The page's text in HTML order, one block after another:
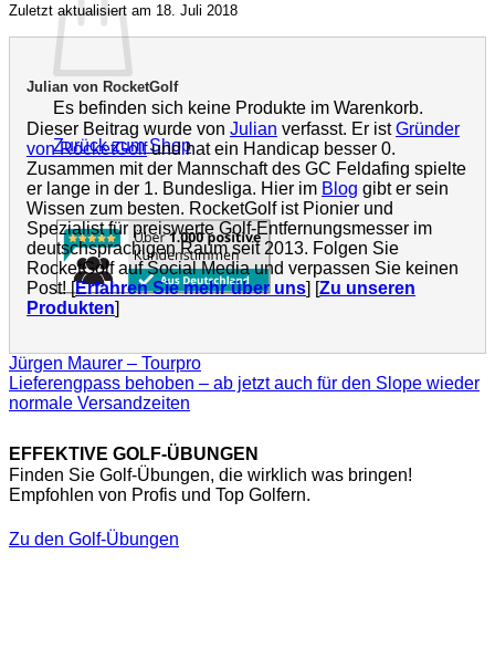
Es befinden sich keine Produkte im Warenkorb.
Zurück zum Shop
Zuletzt aktualisiert am 18. Juli 2018
Julian von RocketGolf
Dieser Beitrag wurde von Julian verfasst. Er istGründer
von RocketGolfund hat ein Handicap besser 0.
Zusammen mit der Mannschaft des GC Feldafing spielte
er lange in der 1. Bundesliga. Hier im Blog gibt er sein
Wissen zum besten. RocketGolf ist Pionier und
Spezialist für preiswerte Golf-Entfernungsmesser im
deutschsprachigen Raum seit 2013. Folgen Sie
RocketGolf auf Social Media und verpassen Sie keinen
Post! [Erfahren Sie mehr über uns] [Zu unseren
Produkten]
Jürgen Maurer – Tourpro
Lieferengpass behoben – ab jetzt auch für den Slope wieder
normale Versandzeiten
EFFEKTIVE GOLF-ÜBUNGEN
Finden Sie Golf-Übungen, die wirklich was bringen!
Empfohlen von Profis und Top Golfern.
Zu den Golf-Übungen